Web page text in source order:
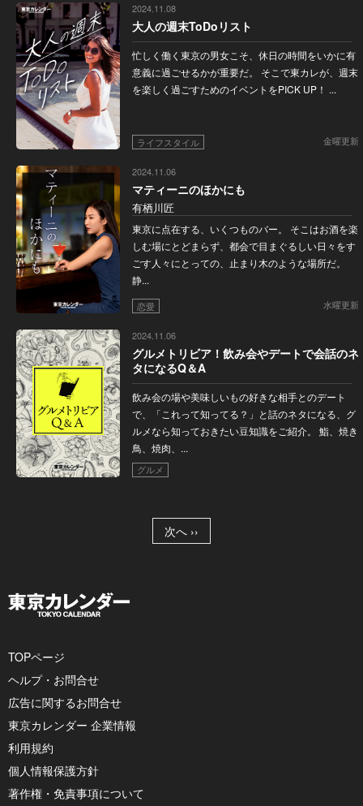
2024.11.08
大人の週末ToDoリスト
忙しく働く東京の男女こそ、休日の時間をいかに有
意義に過ごせるかが重要だ。 そこで東カレが、週末
を楽しく過ごすためのイベントをPICK UP！ ...
ライフスタイル 金曜更新
2024.11.06
マティーニのほかにも
有栖川匠
東京に点在する、いくつものバー。 そこはお酒を楽
しむ場にとどまらず、都会で目まぐるしい日々をす
ごす人々にとっての、止まり木のような場所だ。
静...
恋愛 水曜更新
2024.11.06
グルメトリビア！飲み会やデートで会話のネ
タになるQ＆A
飲み会の場や美味しいもの好きな相手とのデート
で、「これって知ってる？」と話のネタになる、グ
ルメなら知っておきたい豆知識をご紹介。 鮨、焼き
鳥、焼肉、...
グルメ
次へ ››
TOPページ
ヘルプ・お問合せ
広告に関するお問合せ
東京カレンダー 企業情報
利用規約
個人情報保護方針
著作権・免責事項について